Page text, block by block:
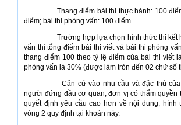
Thang điểm bài thi thực hành: 100
điểm; bài thi phỏng vấn: 100 điểm.
Trường hợp lựa chọn hình thức thi kết
vấn thì tổng điểm bài thi viết và bài thi phỏng
thang điểm 100 theo tỷ lệ điểm của bài thi viết
phỏng vấn là 30% (được làm tròn đến 02 chữ số
- Căn cứ vào nhu cầu và đặc thù
người đứng đầu cơ quan, đơn vị có thẩm quyền
quyết định yêu cầu cao hơn về nội dung, hình
vòng 2 quy định tại khoản này.